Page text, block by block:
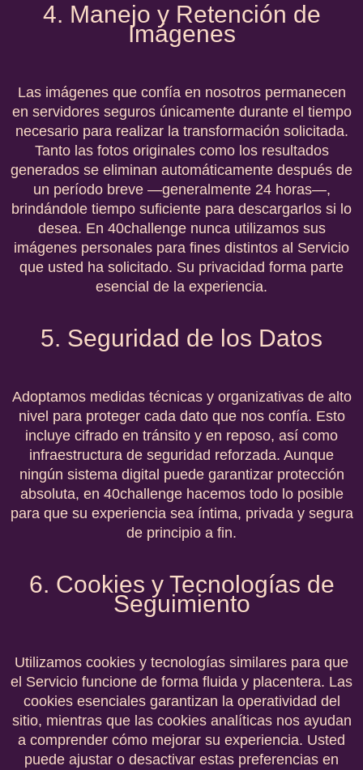
4. Manejo y Retención de
Imágenes
Las imágenes que confía en nosotros permanecen
en servidores seguros únicamente durante el tiempo
necesario para realizar la transformación solicitada.
Tanto las fotos originales como los resultados
generados se eliminan automáticamente después de
un período breve —generalmente 24 horas—,
brindándole tiempo suficiente para descargarlos si lo
desea. En 40challenge nunca utilizamos sus
imágenes personales para fines distintos al Servicio
que usted ha solicitado. Su privacidad forma parte
esencial de la experiencia.
5. Seguridad de los Datos
Adoptamos medidas técnicas y organizativas de alto
nivel para proteger cada dato que nos confía. Esto
incluye cifrado en tránsito y en reposo, así como
infraestructura de seguridad reforzada. Aunque
ningún sistema digital puede garantizar protección
absoluta, en 40challenge hacemos todo lo posible
para que su experiencia sea íntima, privada y segura
de principio a fin.
6. Cookies y Tecnologías de
Seguimiento
Utilizamos cookies y tecnologías similares para que
el Servicio funcione de forma fluida y placentera. Las
cookies esenciales garantizan la operatividad del
sitio, mientras que las cookies analíticas nos ayudan
a comprender cómo mejorar su experiencia. Usted
puede ajustar o desactivar estas preferencias en